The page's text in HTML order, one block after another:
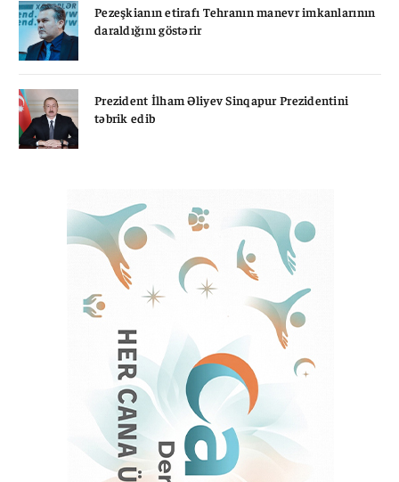
Pezeşkianın etirafı Tehranın manevr imkanlarının
daraldığını göstərir
Prezident İlham Əliyev Sinqapur Prezidentini
təbrik edib